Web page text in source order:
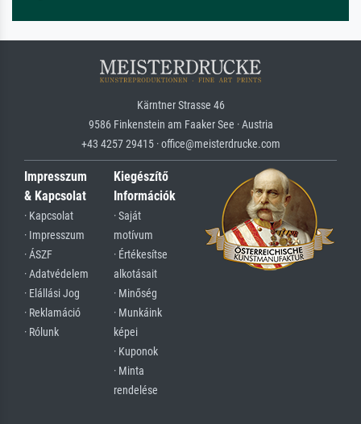
Kärntner Strasse 46
9586 Finkenstein am Faaker See · Austria
+43 4257 29415 · office@meisterdrucke.com
Impresszum
& Kapcsolat
· Kapcsolat
· Impresszum
· ÁSZF
· Adatvédelem
· Elállási Jog
· Reklamáció
· Rólunk
Kiegészítő
Információk
· Saját
motívum
· Értékesítse
alkotásait
· Minőség
· Munkáink
képei
· Kuponok
· Minta
rendelése